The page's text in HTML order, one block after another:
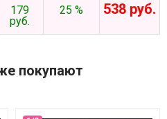
179
руб.
25 % 538 руб.
покупают